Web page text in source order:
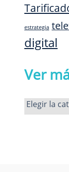
estrategia
digital
Ver
Ver
más